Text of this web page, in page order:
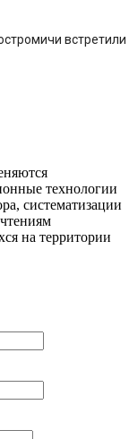
встретили
технологии
систематизации
на территории